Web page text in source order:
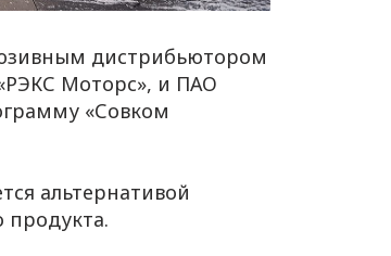
дистрибьютором
Моторс», и ПАО
«Совком
альтернативой
продукта.